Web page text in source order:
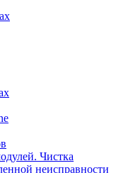
Чистка
неисправности